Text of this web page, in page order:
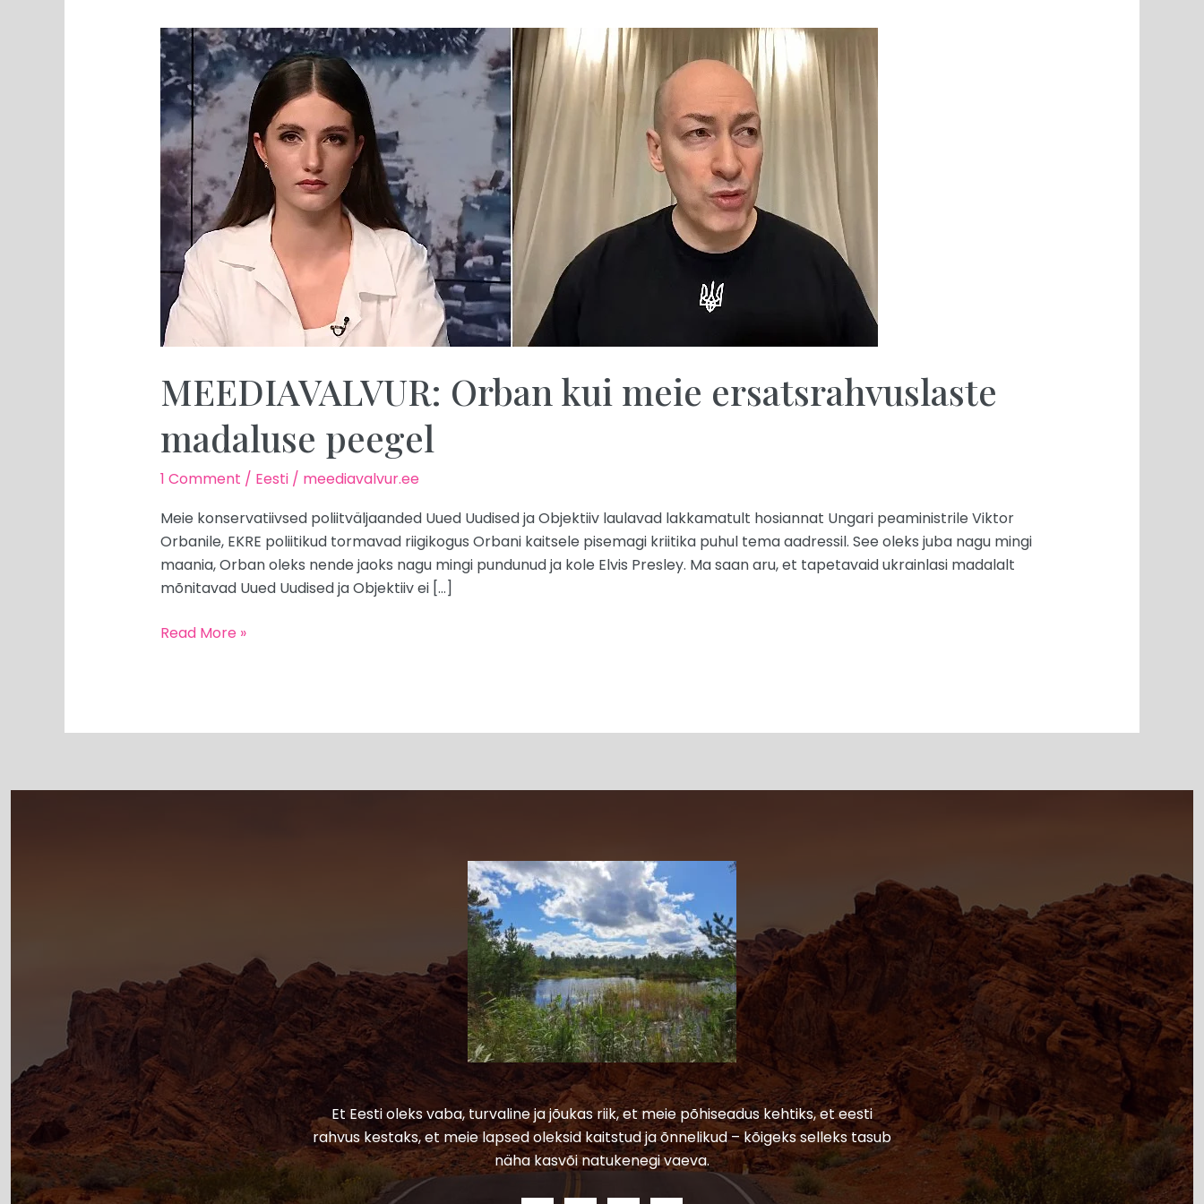
MEEDIAVALVUR: Orban kui meie ersatsrahvuslaste
madaluse peegel
1 Comment / Eesti/ meediavalvur.ee
Meie konservatiivsed poliitväljaanded Uued Uudised ja Objektiiv laulavad lakkamatult hosiannat Ungari peaministrile Viktor
Orbanile, EKRE poliitikud tormavad riigikogus Orbani kaitsele pisemagi kriitika puhul tema aadressil. See oleks juba nagu mingi
maania, Orban oleks nende jaoks nagu mingi pundunud ja kole Elvis Presley. Ma saan aru, et tapetavaid ukrainlasi madalalt
mõnitavad Uued Uudised ja Objektiiv ei […]
MEEDIAVALVUR:
Orban
kui
meie
ersatsrahvuslaste
madaluse
peegel
Read More »
Et Eesti oleks vaba, turvaline ja jõukas riik, et meie põhiseadus kehtiks, et eesti
rahvus kestaks, et meie lapsed oleksid kaitstud ja õnnelikud – kõigeks selleks tasub
näha kasvõi natukenegi vaeva.